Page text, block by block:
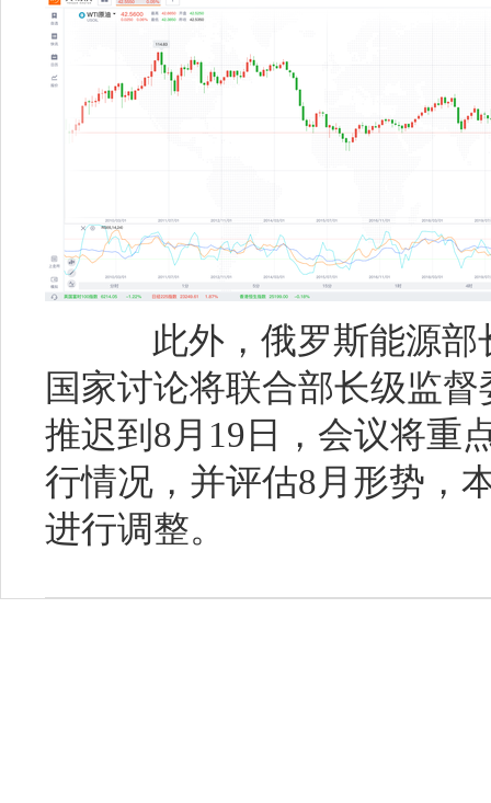
此外，俄罗斯能源部
国家讨论将联合部长级监
推迟到8月19日，会议将重
行情况，并评估8月形势，
进行调整。